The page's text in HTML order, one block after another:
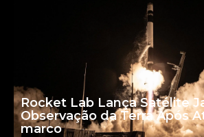
Rocket Lab Lança Satélite
Observação da Terra Após
marco